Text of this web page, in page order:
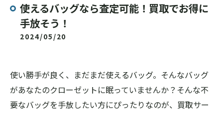
使えるバッグなら査定可能！買取でお得に
手放そう！
2024/05/20
使い勝手が良く、まだまだ使えるバッグ。そんなバッグ
があなたのクローゼットに眠っていませんか？そんな不
要なバッグを手放したい方にぴったりなのが、買取サー